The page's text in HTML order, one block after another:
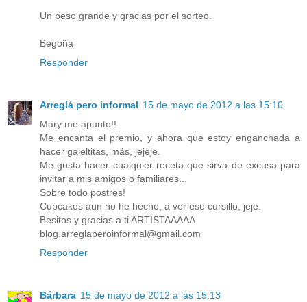
Un beso grande y gracias por el sorteo.
Begoña
Responder
Arreglá pero informal 15 de mayo de 2012 a las 15:10
Mary me apunto!!
Me encanta el premio, y ahora que estoy enganchada a
hacer galeltitas, más, jejeje.
Me gusta hacer cualquier receta que sirva de excusa para
invitar a mis amigos o familiares...
Sobre todo postres!
Cupcakes aun no he hecho, a ver ese cursillo, jeje.
Besitos y gracias a ti ARTISTAAAAA
blog.arreglaperoinformal@gmail.com
Responder
Bárbara 15 de mayo de 2012 a las 15:13